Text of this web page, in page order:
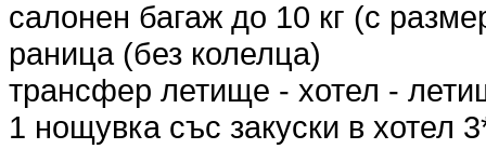
салонен багаж до 10 кг (с
раница (без колелца)
трансфер летище - хотел -
1 нощувка със закуски в хотел